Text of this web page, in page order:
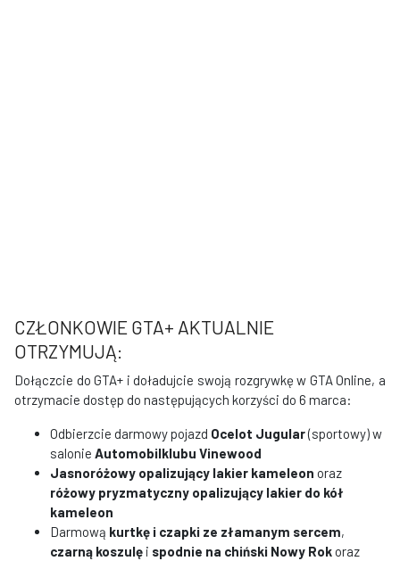
CZŁONKOWIE GTA+ AKTUALNIE
OTRZYMUJĄ:
Dołączcie do GTA+ i doładujcie swoją rozgrywkę w GTA Online, a
otrzymacie dostęp do następujących korzyści do 6 marca:
Odbierzcie darmowy pojazd Ocelot Jugular(sportowy) w
salonie Automobilklubu Vinewood
Jasnoróżowy opalizujący lakier kameleon oraz
różowy pryzmatyczny opalizujący lakier do kół
kameleon
Darmową kurtkę i czapki ze złamanym sercem,
czarną koszulę i spodnie na chiński Nowy Rok oraz